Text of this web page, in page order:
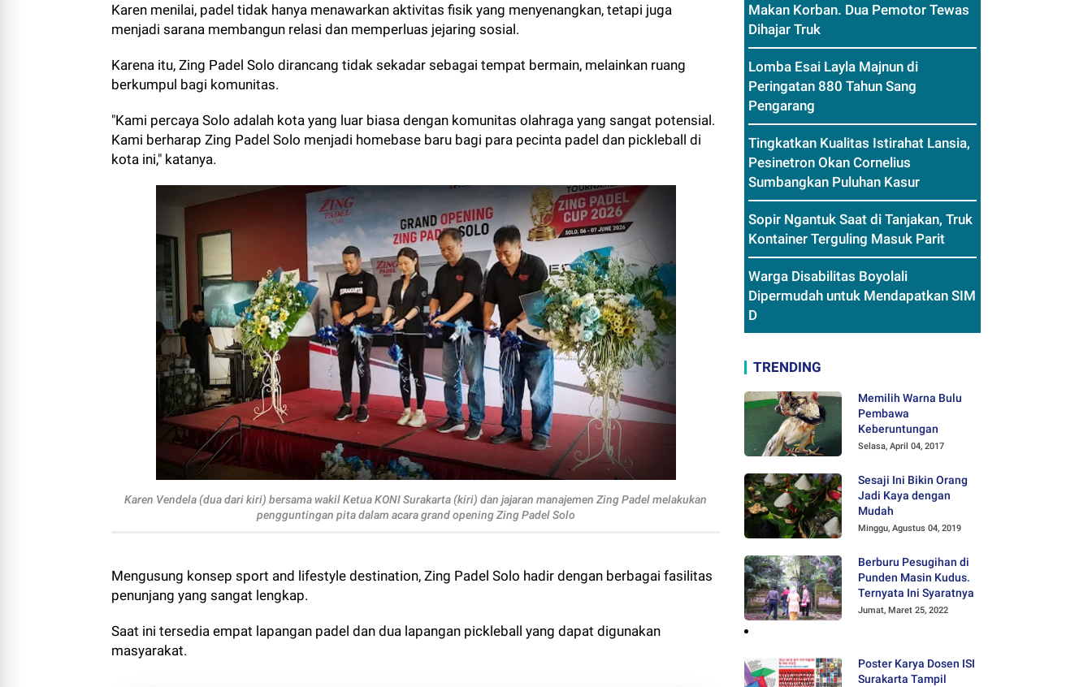
Karen menilai, padel tidak hanya menawarkan aktivitas fisik yang menyenangkan, tetapi juga
menjadi sarana membangun relasi dan memperluas jejaring sosial.
Karena itu, Zing Padel Solo dirancang tidak sekadar sebagai tempat bermain, melainkan ruang
berkumpul bagi komunitas.
"Kami percaya Solo adalah kota yang luar biasa dengan komunitas olahraga yang sangat potensial.
Kami berharap Zing Padel Solo menjadi homebase baru bagi para pecinta padel dan pickleball di
kota ini," katanya.
Karen Vendela (dua dari kiri) bersama wakil Ketua KONI Surakarta (kiri) dan jajaran manajemen Zing Padel melakukan
pengguntingan pita dalam acara grand opening Zing Padel Solo
Mengusung konsep sport and lifestyle destination, Zing Padel Solo hadir dengan berbagai fasilitas
penunjang yang sangat lengkap.
Saat ini tersedia empat lapangan padel dan dua lapangan pickleball yang dapat digunakan
masyarakat.
Makan Korban. Dua Pemotor Tewas
Dihajar Truk
Lomba Esai Layla Majnun di
Peringatan 880 Tahun Sang
Pengarang
Tingkatkan Kualitas Istirahat Lansia,
Pesinetron Okan Cornelius
Sumbangkan Puluhan Kasur
Sopir Ngantuk Saat di Tanjakan, Truk
Kontainer Terguling Masuk Parit
Warga Disabilitas Boyolali
Dipermudah untuk Mendapatkan SIM
D
TRENDING
Memilih Warna Bulu
Pembawa
Keberuntungan
Selasa, April 04, 2017
Sesaji Ini Bikin Orang
Jadi Kaya dengan
Mudah
Minggu, Agustus 04, 2019
Berburu Pesugihan di
Punden Masin Kudus.
Ternyata Ini Syaratnya
Jumat, Maret 25, 2022
Poster Karya Dosen ISI
Surakarta Tampil